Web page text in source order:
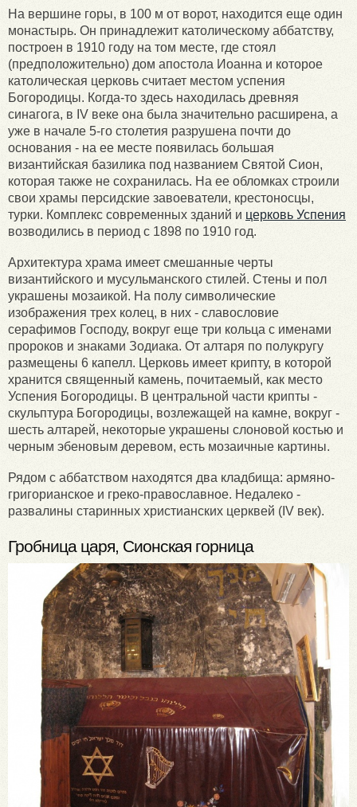
На вершине горы, в 100 м от ворот, находится еще один
монастырь. Он принадлежит католическому аббатству,
построен в 1910 году на том месте, где стоял
(предположительно) дом апостола Иоанна и которое
католическая церковь считает местом успения
Богородицы. Когда-то здесь находилась древняя
синагога, в IV веке она была значительно расширена, а
уже в начале 5-го столетия разрушена почти до
основания - на ее месте появилась большая
византийская базилика под названием Святой Сион,
которая также не сохранилась. На ее обломках строили
свои храмы персидские завоеватели, крестоносцы,
турки. Комплекс современных зданий и церковь Успения
возводились в период с 1898 по 1910 год.
Архитектура храма имеет смешанные черты
византийского и мусульманского стилей. Стены и пол
украшены мозаикой. На полу символические
изображения трех колец, в них - славословие
серафимов Господу, вокруг еще три кольца с именами
пророков и знаками Зодиака. От алтаря по полукругу
размещены 6 капелл. Церковь имеет крипту, в которой
хранится священный камень, почитаемый, как место
Успения Богородицы. В центральной части крипты -
скульптура Богородицы, возлежащей на камне, вокруг -
шесть алтарей, некоторые украшены слоновой костью и
черным эбеновым деревом, есть мозаичные картины.
Рядом с аббатством находятся два кладбища: армяно-
григорианское и греко-православное. Недалеко -
развалины старинных христианских церквей (IV век).
Гробница царя, Сионская горница